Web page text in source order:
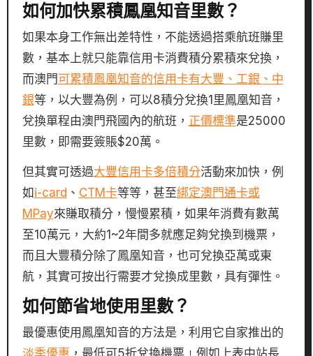
如何加快累積鳳凰知音里數？
如果本身工作無出差特性，不能透過搭乘航班賺里
數，基本上就只能靠信用卡消費積分累積來兌換，
而澳門可累積鳳凰知音的信用卡有大豐、工銀、中
銀等，以大豐為例，可以8積分兌換1里鳳凰知音，
兌換單程由澳門飛國內的航班， 正價標準是25000
里數，即需要簽賬$20萬。
但其實可透過大豐信用卡多倍積分活動來加快，例
如i-card 、 CTM卡等等，甚至綁定澳門通卡或
MPay來賺取積分，慢慢累積，如果年消費有數萬
至10萬元，大約1~2年間多就應足夠兌換到機票，
而且大豐積分除了鳳凰知音，也可兌換亞萬或東
航，其實可按出行需要才兌換成里數，具有彈性。
如何節省地使用里數？
最優惠使用鳳凰知音的方法是，利用它自家推出的
淡季優惠 ，最低可5折兌換機票﹗例如上表中站長